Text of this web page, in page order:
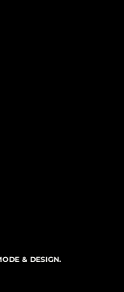
& DESIGN.